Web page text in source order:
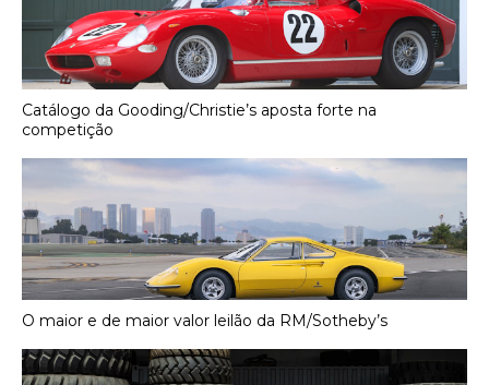
Catálogo da Gooding/Christie’s aposta forte na
competição
O maior e de maior valor leilão da RM/Sotheby’s